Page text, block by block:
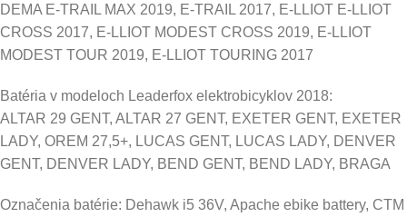
DEMA E-TRAIL MAX 2019, E-TRAIL 2017, E-LLIOT E-LLIOT
CROSS 2017, E-LLIOT MODEST CROSS 2019, E-LLIOT
MODEST TOUR 2019, E-LLIOT TOURING 2017
Batéria v modeloch Leaderfox elektrobicyklov 2018:
ALTAR 29 GENT, ALTAR 27 GENT, EXETER GENT, EXETER
LADY, OREM 27,5+, LUCAS GENT, LUCAS LADY, DENVER
GENT, DENVER LADY, BEND GENT, BEND LADY, BRAGA
Označenia batérie: Dehawk i5 36V, Apache ebike battery, CTM